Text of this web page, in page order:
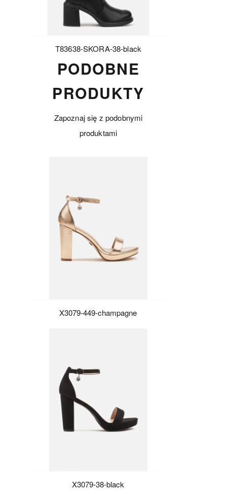
T83638-SKORA-38-black
PODOBNE
PRODUKTY
Zapoznaj się z podobnymi
produktami
X3079-449-champagne
X3079-38-black